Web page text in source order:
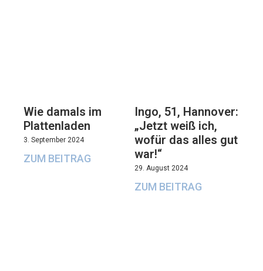
Wie damals im
Plattenladen
3. September 2024
ZUM BEITRAG
Ingo, 51, Hannover:
„Jetzt weiß ich,
wofür das alles gut
war!“
29. August 2024
ZUM BEITRAG